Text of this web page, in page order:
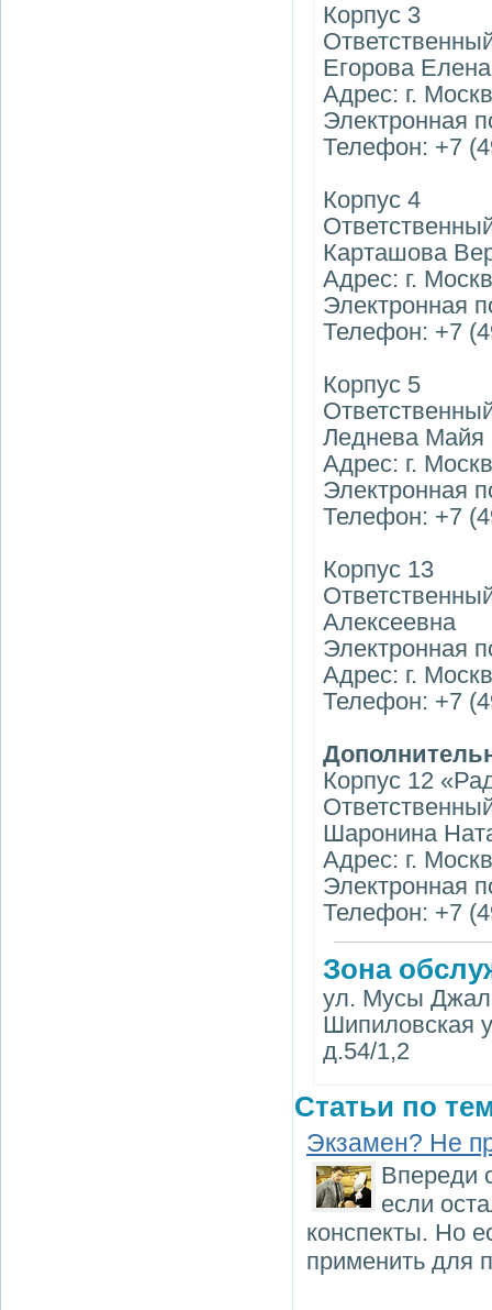
Корпус 3
Егорова
Адрес: г.
Электронная
Телефон: +7
Корпус 4
Карташова
Адрес: г.
Электронная
Телефон: +7
Корпус 5
Леднева
Адрес: г.
Электронная
Телефон: +7
Корпус 13
Алексеевна
Электронная
Адрес: г.
Телефон: +7
Корпус 12
Шаронина
Адрес: г.
Электронная
Телефон: +7
Зона
ул. Мусы
Шипиловская
д.54/1,2
Статьи по
Экзамен? Не
Впереди
если
конспекты. Но
применить для